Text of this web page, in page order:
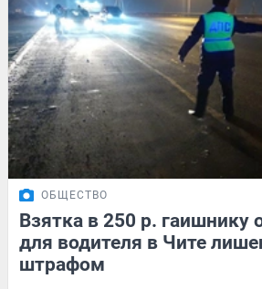
ОБЩЕСТВО
Взятка в 250 р. гаишнику
для водителя в Чите
штрафом